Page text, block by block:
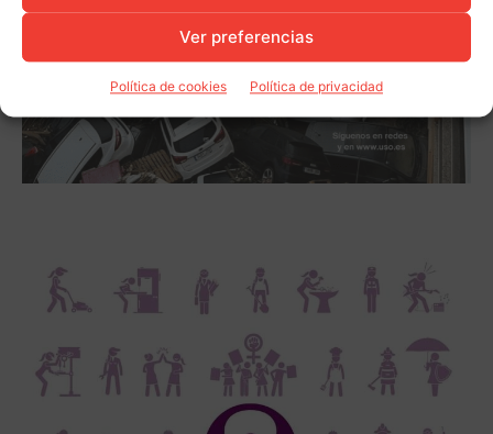
Ver preferencias
Política de cookies Política de privacidad